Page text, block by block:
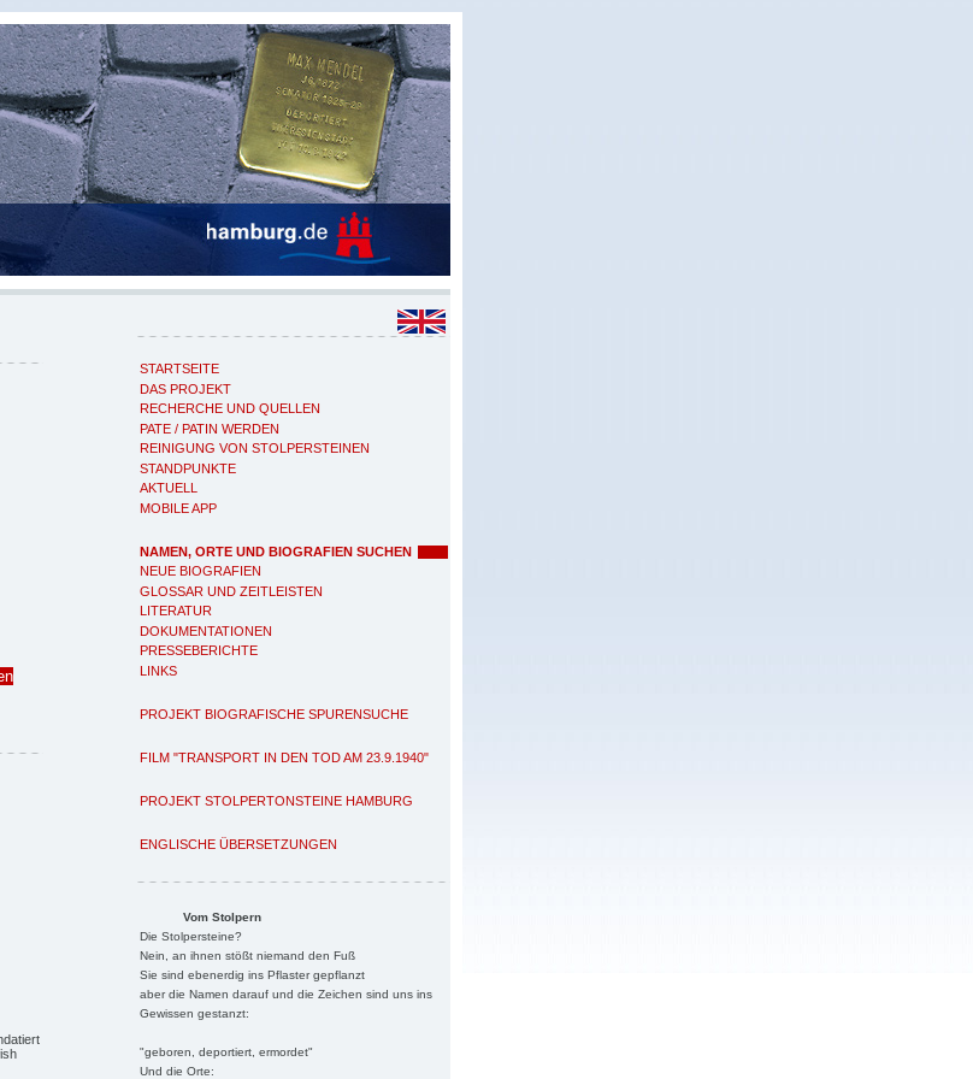
STARTSEITE
DAS PROJEKT
RECHERCHE UND QUELLEN
PATE / PATIN WERDEN
REINIGUNG VON STOLPERSTEINEN
STANDPUNKTE
AKTUELL
MOBILE APP
NAMEN, ORTE UND BIOGRAFIEN SUCHEN
NEUE BIOGRAFIEN
GLOSSAR UND ZEITLEISTEN
LITERATUR
DOKUMENTATIONEN
PRESSEBERICHTE
LINKS
PROJEKT BIOGRAFISCHE SPURENSUCHE
FILM "TRANSPORT IN DEN TOD AM 23.9.1940"
PROJEKT STOLPERTONSTEINE HAMBURG
ENGLISCHE ÜBERSETZUNGEN
Vom Stolpern
Die Stolpersteine?
Nein, an ihnen stößt niemand den Fuß
Sie sind ebenerdig ins Pflaster gepflanzt
aber die Namen darauf und die Zeichen sind uns ins
Gewissen gestanzt:
"geboren, deportiert, ermordet"
Und die Orte: